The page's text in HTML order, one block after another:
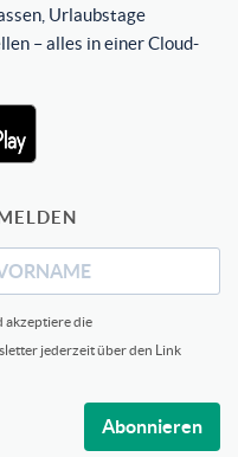
Urlaubstage
– alles in einer Cloud-
akzeptiere die
jederzeit über den Link
Abonnieren